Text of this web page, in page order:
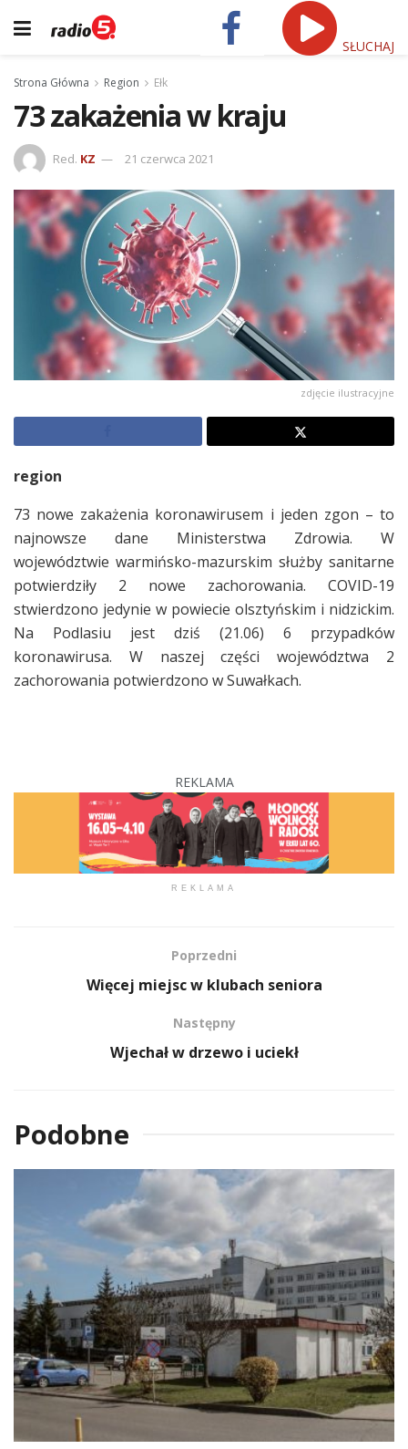
SŁUCHAJ
Strona Główna Region Ełk
73 zakażenia w kraju
Red. KZ 21 czerwca 2021
zdjęcie ilustracyjne
region
73 nowe zakażenia koronawirusem i jeden zgon – to
najnowsze dane Ministerstwa Zdrowia. W
województwie warmińsko-mazurskim służby sanitarne
potwierdziły 2 nowe zachorowania. COVID-19
stwierdzono jedynie w powiecie olsztyńskim i nidzickim.
Na Podlasiu jest dziś (21.06) 6 przypadków
koronawirusa. W naszej części województwa 2
zachorowania potwierdzono w Suwałkach.
REKLAMA
REKLAMA
Poprzedni
Więcej miejsc w klubach seniora
Następny
Wjechał w drzewo i uciekł
Podobne